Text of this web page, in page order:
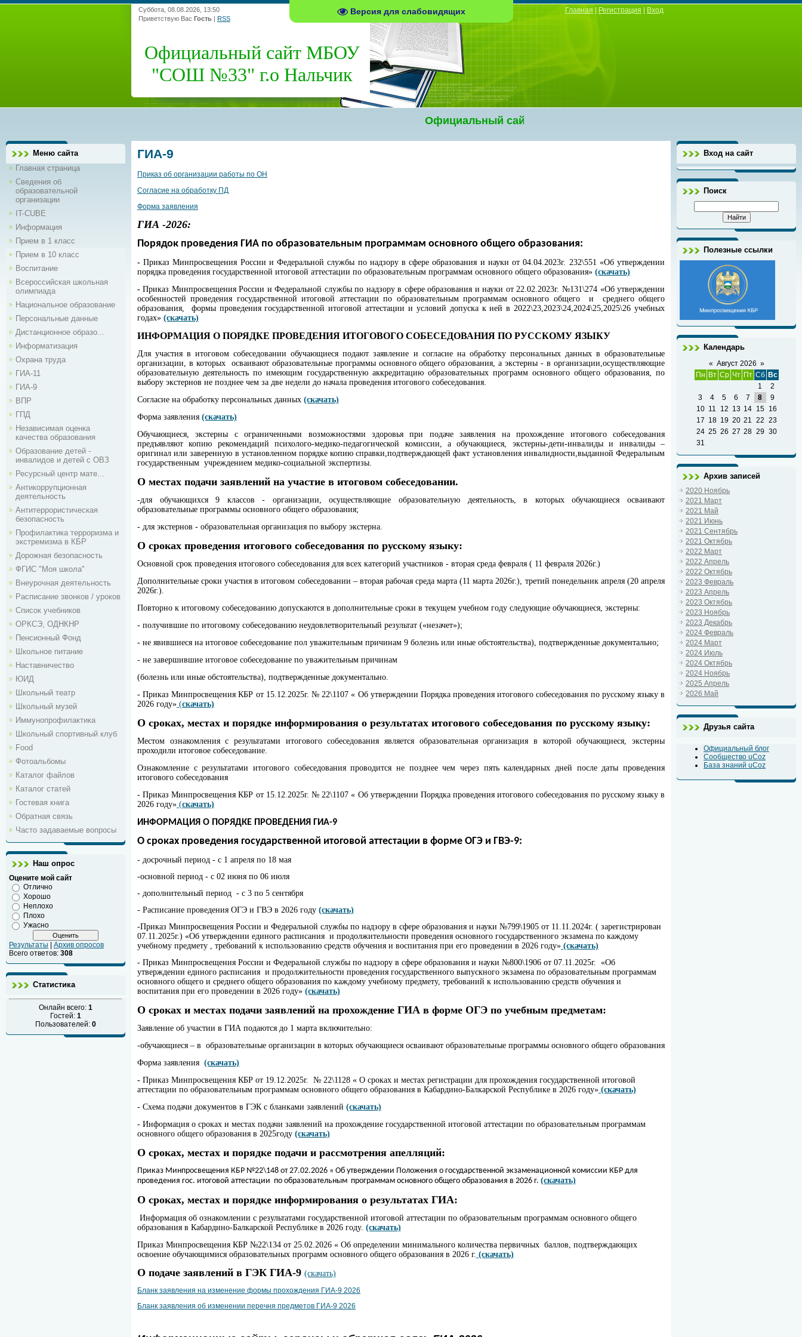
Версия для слабовидящих
Суббота, 08.08.2026, 13:50
Приветствую Вас Гость | RSS
Главная Регистрация Вход
Официальный сайт МБОУ
"СОШ №33" г.о Нальчик
Официальный сайт МБОУ "СОШ №33" г.о. Нальчик
Меню сайта
Главная страница
Сведения об
образовательной
организации
IT-CUBE
Информация
Прием в 1 класс
Прием в 10 класс
Воспитание
Всероссийская школьная
олимпиада
Национальное образование
Персональные данные
Дистанционное образо...
Информатизация
Охрана труда
ГИА-11
ГИА-9
ВПР
ГПД
Независимая оценка
качества образования
Образование детей -
инвалидов и детей с ОВЗ
Ресурсный центр мате...
Антикоррупционная
деятельность
Антитеррористическая
безопасность
Профилактика терроризма и
экстремизма в КБР
Дорожная безопасность
ФГИС "Моя школа"
Внеурочная деятельность
Расписание звонков / уроков
Список учебников
ОРКСЭ, ОДНКНР
Пенсионный Фонд
Школьное питание
Наставничество
ЮИД
Школьный театр
Школьный музей
Иммунопрофилактика
Школьный спортивный клуб
Food
Фотоальбомы
Каталог файлов
Каталог статей
Гостевая книга
Обратная связь
Часто задаваемые вопросы
Наш опрос
Оцените мой сайт
Отлично
Хорошо
Неплохо
Плохо
Ужасно
Результаты
Архив опросов
Всего ответов: 308
Статистика
Онлайн всего: 1
Гостей: 1
Пользователей: 0
ГИА-9
Приказ об организации работы по ОН
Согласие на обработку ПД
Форма заявления
ГИА -2026:
Порядок проведения ГИА по образовательным программам основного общего образования:
-Приказ Минпросвещения России и Федеральной службы по надзору в сфере образования и науки от 04.04.2023г. 232\551 «Об утверждении
порядка проведения государственной итоговой аттестации по образовательным программам основного общего образования» (скачать)
- Приказ Минпросвещения России и Федеральной службы по надзору в сфере образования и науки от 22.02.2023г. №131\274 «Об утверждении
особенностей проведения государственной итоговой аттестации по образовательным программам основного общего и среднего общего
образования, формы проведения государственной итоговой аттестации и условий допуска к ней в 2022\23,2023\24,2024\25,2025\26 учебных
годах» (скачать)
ИНФОРМАЦИЯ О ПОРЯДКЕ ПРОВЕДЕНИЯ ИТОГОВОГО СОБЕСЕДОВАНИЯ ПО РУССКОМУ ЯЗЫКУ
Для участия в итоговом собеседовании обучающиеся подают заявление и согласие на обработку персональных данных в образовательные
организации, в которых осваивают образовательные программы основного общего образования, а экстерны - в организации,осуществляющие
образовательную деятельность по имеющим государственную аккредитацию образовательных программ основного общего образования, по
выбору экстернов не позднее чем за две недели до начала проведения итогового собеседования.
Согласие на обработку персональных данных (скачать)
Форма заявления (скачать)
Обучающиеся, экстерны с ограниченными возможностями здоровья при подаче заявления на прохождение итогового собеседования
предъявляют копию рекомендаций психолого-медико-педагогической комиссии, а обучающиеся, экстерны-дети-инвалиды и инвалиды –
оригинал или заверенную в установленном порядке копию справки,подтверждающей факт установления инвалидности,выданной Федеральным
государственным учреждением медико-социальной экспертизы.
О местах подачи заявлений на участие в итоговом собеседовании.
-для обучающихся 9 классов - организации, осуществляющие образовательную деятельность, в которых обучающиеся осваивают
образовательные программы основного общего образования;
- для экстернов - образовательная организация по выбору экстерна.
О сроках проведения итогового собеседования по русскому языку:
Основной срок проведения итогового собеседования для всех категорий участников - вторая среда февраля ( 11 февраля 2026г.)
Дополнительные сроки участия в итоговом собеседовании – вторая рабочая среда марта (11 марта 2026г.), третий понедельник апреля (20 апреля
2026г.).
Повторно к итоговому собеседованию допускаются в дополнительные сроки в текущем учебном году следующие обучающиеся, экстерны:
- получившие по итоговому собеседованию неудовлетворительный результат («незачет»);
- не явившиеся на итоговое собеседование пол уважительным причинам 9 болезнь или иные обстоятельства), подтвержденные документально;
- не завершившие итоговое собеседование по уважительным причинам
(болезнь или иные обстоятельства), подтвержденные документально.
- Приказ Минпросвещения КБР от 15.12.2025г. № 22\1107 « Об утверждении Порядка проведения итогового собеседования по русскому языку в
2026 году» (скачать)
О сроках, местах и порядке информирования о результатах итогового собеседования по русскому языку:
Местом ознакомления с результатами итогового собеседования является образовательная организация в которой обучающиеся, экстерны
проходили итоговое собеседование.
Ознакомление с результатами итогового собеседования проводится не позднее чем через пять календарных дней после даты проведения
итогового собеседования
- Приказ Минпросвещения КБР от 15.12.2025г. № 22\1107 « Об утверждении Порядка проведения итогового собеседования по русскому языку в
2026 году» (скачать)
ИНФОРМАЦИЯ О ПОРЯДКЕ ПРОВЕДЕНИЯ ГИА-9
О сроках проведения государственной итоговой аттестации в форме ОГЭ и ГВЭ-9:
- досрочный период - с 1 апреля по 18 мая
-основной период - с 02 июня по 06 июля
- дополнительный период - с 3 по 5 сентября
- Расписание проведения ОГЭ и ГВЭ в 2026 году (скачать)
-Приказ Минпросвещения России и Федеральной службы по надзору в сфере образования и науки №799\1905 от 11.11.2024г. ( зарегистрирован
07.11.2025г.) «Об утверждении единого расписания и продолжительности проведения основного государственного экзамена по каждому
учебному предмету , требований к использованию средств обучения и воспитания при его проведении в 2026 году» (скачать)
- Приказ Минпросвещения России и Федеральной службы по надзору в сфере образования и науки №800\1906 от 07.11.2025г. «Об
утверждении единого расписания и продолжительности проведения государственного выпускного экзамена по образовательным программам
основного общего и среднего общего образования по каждому учебному предмету, требований к использованию средств обучения и
воспитания при его проведении в 2026 году» (скачать)
О сроках и местах подачи заявлений на прохождение ГИА в форме ОГЭ по учебным предметам:
Заявление об участии в ГИА подаются до 1 марта включительно:
-обучающиеся – в образовательные организации в которых обучающиеся осваивают образовательные программы основного общего образования
Форма заявления (скачать)
- Приказ Минпросвещения КБР от 19.12.2025г. № 22\1128 « О сроках и местах регистрации для прохождения государственной итоговой
аттестации по образовательным программам основного общего образования в Кабардино-Балкарской Республике в 2026 году» (скачать)
- Схема подачи документов в ГЭК с бланками заявлений (скачать)
- Информация о сроках и местах подачи заявлений на прохождение государственной итоговой аттестации по образовательным программам
основного общего образования в 2025году (скачать)
О сроках, местах и порядке подачи и рассмотрения апелляций:
Приказ Минпросвещения КБР №22\148 от 27.02.2026 « Об утверждении Положения о государственной экзаменационной комиссии КБР для
проведения гос. итоговой аттестации по образовательным программам основного общего образования в 2026 г. (скачать)
О сроках, местах и порядке информирования о результатах ГИА:
Информация об ознакомлении с результатами государственной итоговой аттестации по образовательным программам основного общего
образования в Кабардино-Балкарской Республике в 2026 году. (скачать)
Приказ Минпросвещения КБР №22\134 от 25.02.2026 « Об определении минимального количества первичных баллов, подтверждающих
освоение обучающимися образовательных программ основного общего образования в 2026 г. (скачать)
О подаче заявлений в ГЭК ГИА-9 (скачать)
Бланк заявления на изменение формы прохождения ГИА-9 2026
Бланк заявления об изменении перечня предметов ГИА-9 2026
Вход на сайт
Поиск
Полезные ссылки
Календарь
« Август 2026 »
Пн Вт Ср Чт Пт Сб Вс
1
2
3
4 5 6 7 8
9
10 11 12 13 14 15
16
17 18 19 20 21 22 23
24 25 26 27 28 29 30
31
Архив записей
2020 Ноябрь
2021 Март
2021 Май
2021 Июнь
2021 Сентябрь
2021 Октябрь
2022 Март
2022 Апрель
2022 Октябрь
2023 Февраль
2023 Апрель
2023 Октябрь
2023 Ноябрь
2023 Декабрь
2024 Февраль
2024 Март
2024 Июль
2024 Октябрь
2024 Ноябрь
2025 Апрель
2026 Май
Друзья сайта
Официальный блог
Сообщество uCoz
База знаний uCoz